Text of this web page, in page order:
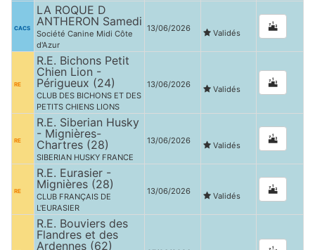
CACS
LA ROQUE D
ANTHERON Samedi
Société Canine Midi Côte
d'Azur
13/06/2026 Validés
RE
R.E. Bichons Petit
Chien Lion -
Périgueux (24)
CLUB DES BICHONS ET DES
PETITS CHIENS LIONS
13/06/2026 Validés
RE
R.E. Siberian Husky
- Mignières-
Chartres (28)
SIBERIAN HUSKY FRANCE
13/06/2026 Validés
RE
R.E. Eurasier -
Mignières (28)
CLUB FRANÇAIS DE
L'EURASIER
13/06/2026 Validés
R.E. Bouviers des
Flandres et des
Ardennes (62)